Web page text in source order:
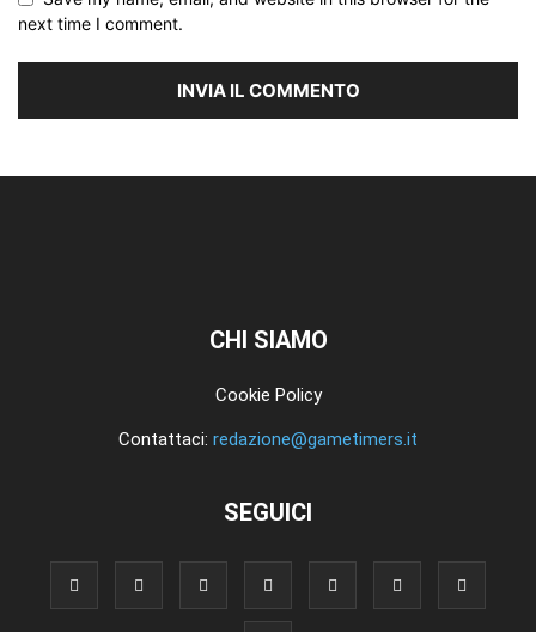
next time I comment.
CHI SIAMO
Cookie Policy
Contattaci: redazione@gametimers.it
SEGUICI